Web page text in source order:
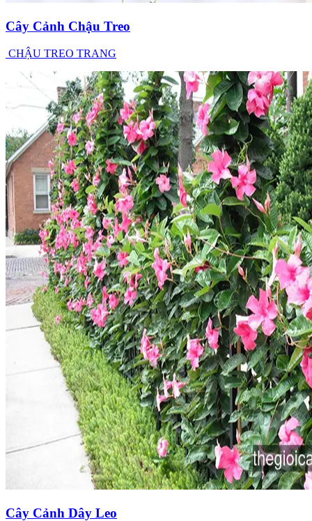
Cây Cảnh Chậu Treo
CHẬU TREO TRANG
Cây Cảnh Dây Leo